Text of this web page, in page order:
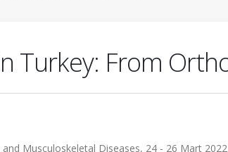
Turkey: From
Musculoskeletal Diseases, 24 - 26 Mart